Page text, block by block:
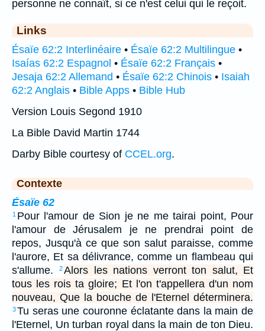
personne ne connaît, si ce n'est celui qui le reçoit.
Links
Ésaïe 62:2 Interlinéaire • Ésaïe 62:2 Multilingue •
Isaías 62:2 Espagnol • Ésaïe 62:2 Français •
Jesaja 62:2 Allemand • Ésaïe 62:2 Chinois • Isaiah
62:2 Anglais • Bible Apps • Bible Hub
Version Louis Segond 1910
La Bible David Martin 1744
Darby Bible courtesy of CCEL.org.
Contexte
Ésaïe 62
1 Pour l'amour de Sion je ne me tairai point, Pour
l'amour de Jérusalem je ne prendrai point de
repos, Jusqu'à ce que son salut paraisse, comme
l'aurore, Et sa délivrance, comme un flambeau qui
s'allume.
2 Alors les nations verront ton salut, Et
tous les rois ta gloire; Et l'on t'appellera d'un nom
nouveau, Que la bouche de l'Eternel déterminera.
3Tu seras une couronne éclatante dans la main de
l'Eternel, Un turban royal dans la main de ton Dieu.